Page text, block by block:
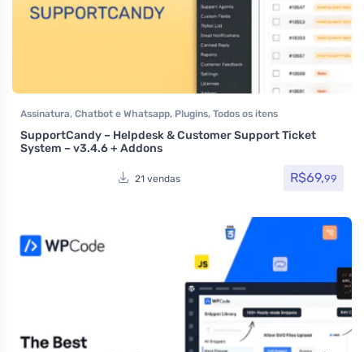
Assinatura, Chatbot e Whatsapp, Plugins, Todos os itens
SupportCandy – Helpdesk & Customer Support Ticket
System – v3.4.6 + Addons
21 vendas R$69,99